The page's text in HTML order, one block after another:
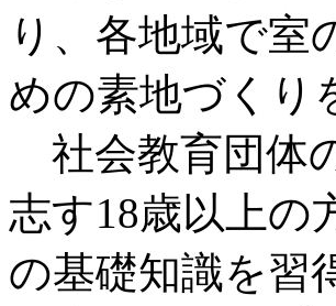
り、各地域で室
めの素地づくり
社会教育団体
志す18歳以上の
の基礎知識を習